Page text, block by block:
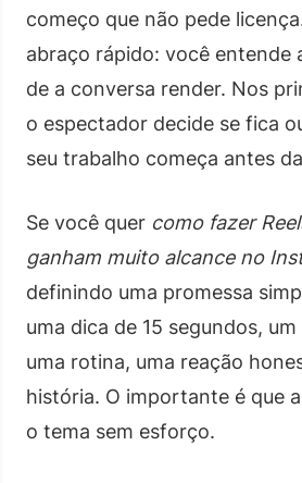
começo que não pede
abraço rápido: você entende
de a conversa render. Nos
o espectador decide se fica
seu trabalho começa antes
Se você quer como fazer
ganham muito alcance no
definindo uma promessa
uma dica de 15 segundos,
uma rotina, uma reação
história. O importante é que
o tema sem esforço.